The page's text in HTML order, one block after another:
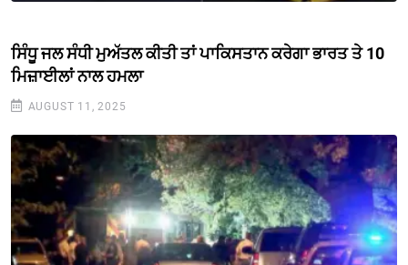
ਸਿੰਧੂ ਜਲ ਸੰਧੀ ਮੁਅੱਤਲ ਕੀਤੀ ਤਾਂ ਪਾਕਿਸਤਾਨ ਕਰੇਗਾ ਭਾਰਤ ਤੇ 10
ਮਿਜ਼ਾਈਲਾਂ ਨਾਲ ਹਮਲਾ
AUGUST 11, 2025